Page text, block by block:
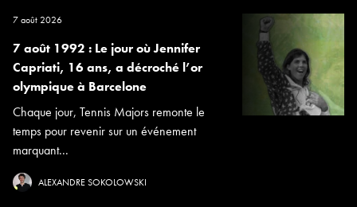
7 août 2026
7 août 1992 : Le jour où Jennifer
Capriati, 16 ans, a décroché l’or
olympique à Barcelone
Chaque jour, Tennis Majors remonte le
temps pour revenir sur un événement
marquant...
ALEXANDRE SOKOLOWSKI